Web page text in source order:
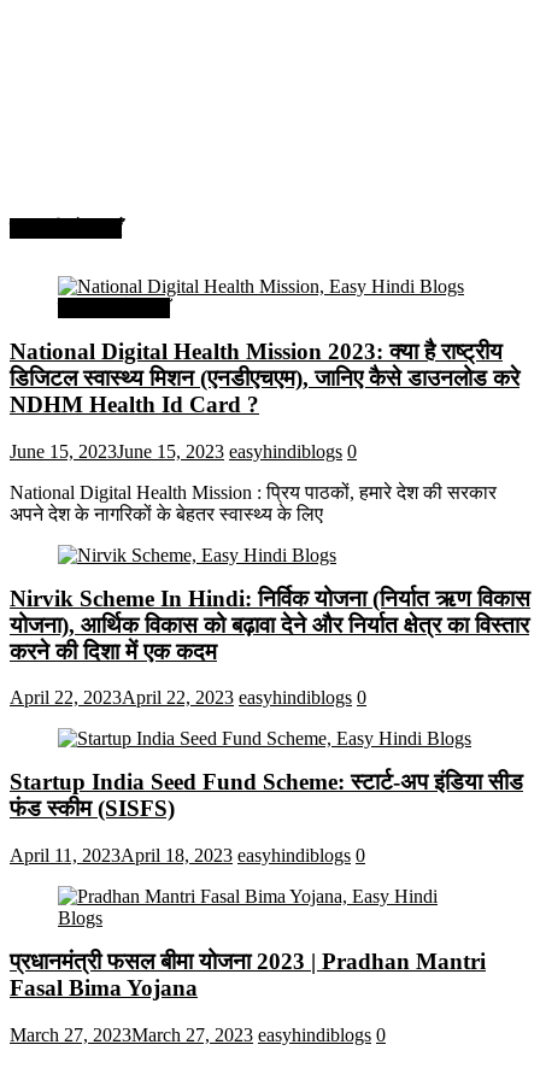
National Digital Health Mission 2023: क्या है राष्ट्रीय
डिजिटल स्वास्थ्य मिशन (एनडीएचएम), जानिए कैसे डाउनलोड करे
NDHM Health Id Card ?
June 15, 2023June 15, 2023 easyhindiblogs 0
National Digital Health Mission : प्रिय पाठकों, हमारे देश की सरकार
अपने देश के नागरिकों के बेहतर स्वास्थ्य के लिए
Nirvik Scheme In Hindi: निर्विक योजना (निर्यात ऋण विकास
योजना), आर्थिक विकास को बढ़ावा देने और निर्यात क्षेत्र का विस्तार
करने की दिशा में एक कदम
April 22, 2023April 22, 2023 easyhindiblogs 0
Startup India Seed Fund Scheme: स्टार्ट-अप इंडिया सीड
फंड स्कीम (SISFS)
April 11, 2023April 18, 2023 easyhindiblogs 0
प्रधानमंत्री फसल बीमा योजना 2023 | Pradhan Mantri
Fasal Bima Yojana
March 27, 2023March 27, 2023 easyhindiblogs 0